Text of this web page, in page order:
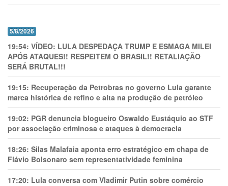
5/8/2026
19:54: VÍDEO: LULA DESPEDAÇA TRUMP E ESMAGA MILEI
APÓS ATAQUES!! RESPEITEM O BRASIL!! RETALIAÇÃO
SERÁ BRUTAL!!!
19:15: Recuperação da Petrobras no governo Lula garante
marca histórica de refino e alta na produção de petróleo
19:02: PGR denuncia blogueiro Oswaldo Eustáquio ao STF
por associação criminosa e ataques à democracia
18:26: Silas Malafaia aponta erro estratégico em chapa de
Flávio Bolsonaro sem representatividade feminina
17:20: Lula conversa com Vladimir Putin sobre comércio